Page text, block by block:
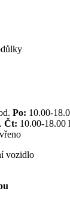
Po: 10.00-
Čt: 10.00-18.00
vozidlo